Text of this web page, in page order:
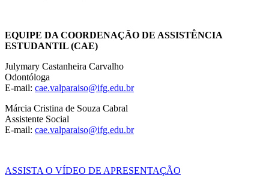
EQUIPE DA COORDENAÇÃO DE ASSISTÊNCIA
ESTUDANTIL (CAE)
Julymary Castanheira Carvalho
Odontóloga
E-mail: cae.valparaiso@ifg.edu.br
Márcia Cristina de Souza Cabral
Assistente Social
E-mail: cae.valparaiso@ifg.edu.br
ASSISTA O VÍDEO DE APRESENTAÇÃO